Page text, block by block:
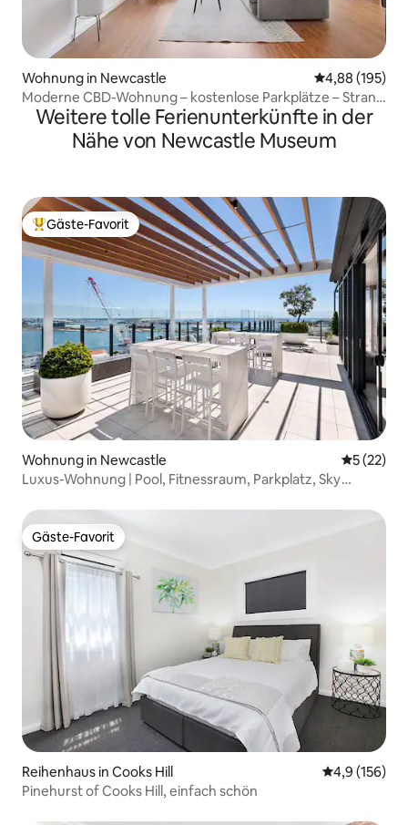
Wohnung in Newcastle
4,88 (195)
Moderne CBD-Wohnung – kostenlose Parkplätze – Strand
zu Fuß erreichbar
Weitere tolle Ferienunterkünfte in der
Nähe von Newcastle Museum
Beliebter Gäste-Favorit.
Gäste-Favorit
Wohnung in Newcastle
5 (22)
Luxus-Wohnung | Pool, Fitnessraum, Parkplatz, Sky
Gäste-Favorit
Gäste-Favorit
Reihenhaus in Cooks Hill
4,9 (156)
Pinehurst of Cooks Hill, einfach schön